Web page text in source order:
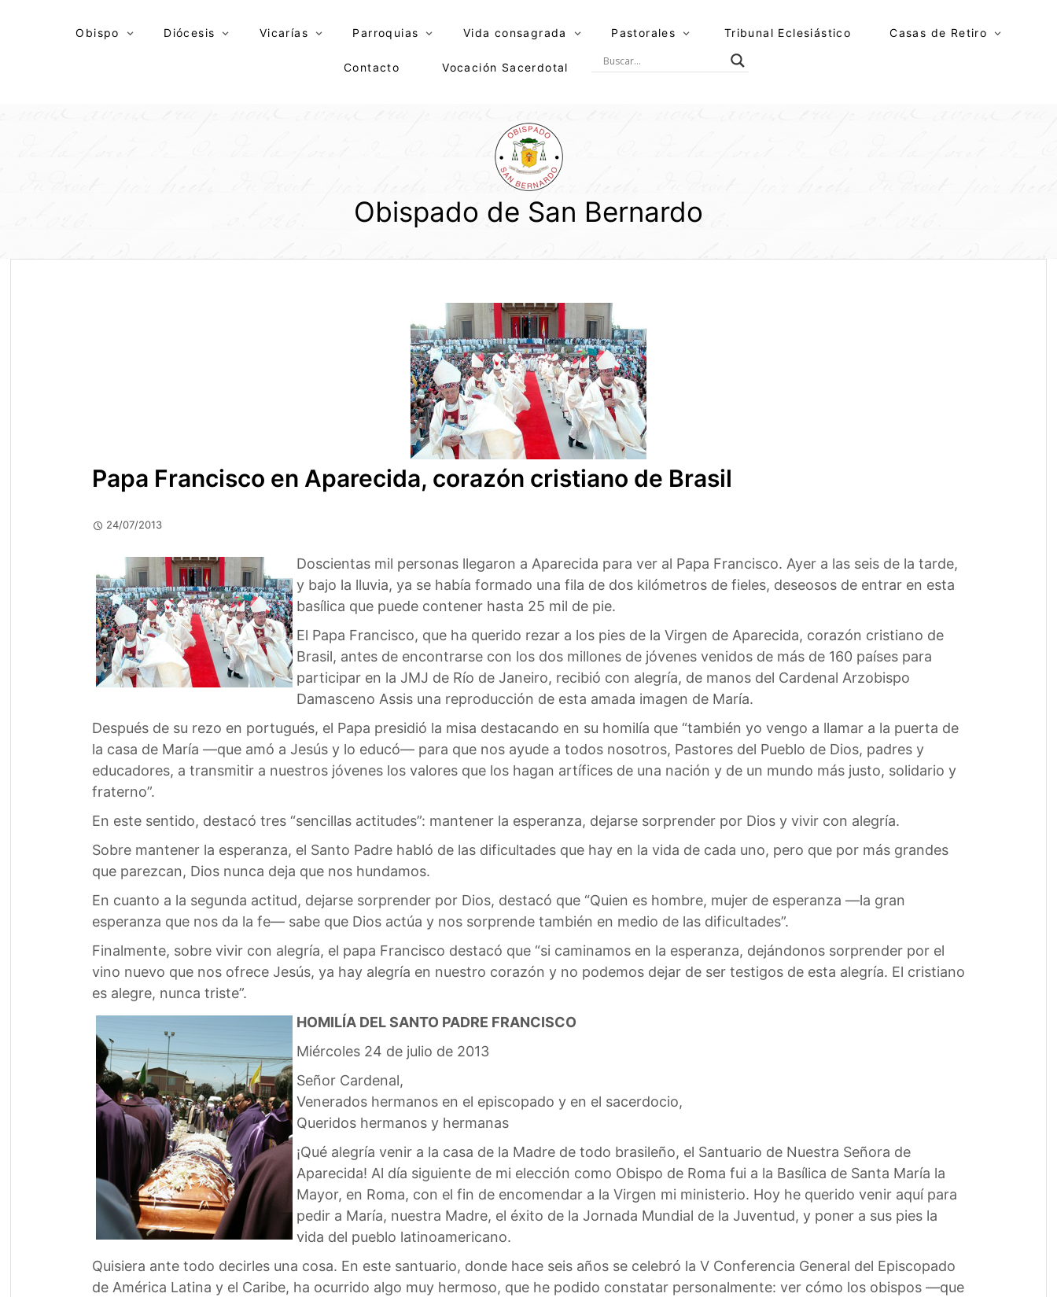
Obispo Diócesis Vicarías Parroquias Vida consagrada Pastorales Tribunal Eclesiástico Casas de Retiro
Contacto Vocación Sacerdotal
Obispado de San Bernardo
Papa Francisco en Aparecida, corazón cristiano de Brasil
24/07/2013
Doscientas mil personas llegaron a Aparecida para ver al Papa Francisco. Ayer a las seis de la tarde,
y bajo la lluvia, ya se había formado una fila de dos kilómetros de fieles, deseosos de entrar en esta
basílica que puede contener hasta 25 mil de pie.
El Papa Francisco, que ha querido rezar a los pies de la Virgen de Aparecida, corazón cristiano de
Brasil, antes de encontrarse con los dos millones de jóvenes venidos de más de 160 países para
participar en la JMJ de Río de Janeiro, recibió con alegría, de manos del Cardenal Arzobispo
Damasceno Assis una reproducción de esta amada imagen de María.
Después de su rezo en portugués, el Papa presidió la misa destacando en su homilía que “también yo vengo a llamar a la puerta de
la casa de María —que amó a Jesús y lo educó— para que nos ayude a todos nosotros, Pastores del Pueblo de Dios, padres y
educadores, a transmitir a nuestros jóvenes los valores que los hagan artífices de una nación y de un mundo más justo, solidario y
fraterno”.
En este sentido, destacó tres “sencillas actitudes”: mantener la esperanza, dejarse sorprender por Dios y vivir con alegría.
Sobre mantener la esperanza, el Santo Padre habló de las dificultades que hay en la vida de cada uno, pero que por más grandes
que parezcan, Dios nunca deja que nos hundamos.
En cuanto a la segunda actitud, dejarse sorprender por Dios, destacó que “Quien es hombre, mujer de esperanza —la gran
esperanza que nos da la fe— sabe que Dios actúa y nos sorprende también en medio de las dificultades”.
Finalmente, sobre vivir con alegría, el papa Francisco destacó que “si caminamos en la esperanza, dejándonos sorprender por el
vino nuevo que nos ofrece Jesús, ya hay alegría en nuestro corazón y no podemos dejar de ser testigos de esta alegría. El cristiano
es alegre, nunca triste”.
HOMILÍA DEL SANTO PADRE FRANCISCO
Miércoles 24 de julio de 2013
Señor Cardenal,
Venerados hermanos en el episcopado y en el sacerdocio,
Queridos hermanos y hermanas
¡Qué alegría venir a la casa de la Madre de todo brasileño, el Santuario de Nuestra Señora de
Aparecida! Al día siguiente de mi elección como Obispo de Roma fui a la Basílica de Santa María la
Mayor, en Roma, con el fin de encomendar a la Virgen mi ministerio. Hoy he querido venir aquí para
pedir a María, nuestra Madre, el éxito de la Jornada Mundial de la Juventud, y poner a sus pies la
vida del pueblo latinoamericano.
Quisiera ante todo decirles una cosa. En este santuario, donde hace seis años se celebró la V Conferencia General del Episcopado
de América Latina y el Caribe, ha ocurrido algo muy hermoso, que he podido constatar personalmente: ver cómo los obispos —que